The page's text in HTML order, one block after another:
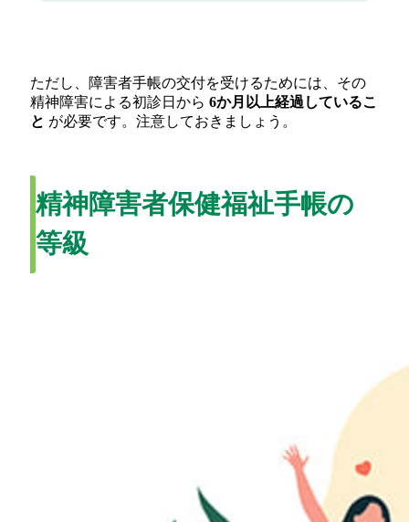
ただし、障害者手帳の交付を受けるためには、その
精神障害による初診日から 6か月以上経過しているこ
と が必要です。注意しておきましょう。
精神障害者保健福祉手帳の
等級